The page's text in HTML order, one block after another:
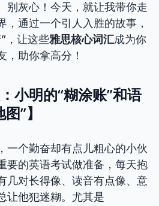
别灰心！今天，就让我带你走
，通过一个引人入胜的故事，
，让这些雅思核心词汇成为你
，助你拿高分！
小明的“糊涂账”和语
”】
一个勤奋却有点儿粗心的小伙
要的英语考试做准备，每天抱
几对长得像、读音有点像、意
让他犯迷糊。尤其是